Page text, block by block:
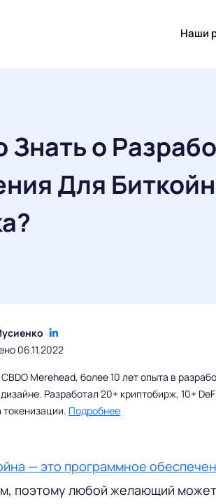
Наши
Знать о
Для
06.11.2022
Merehead, более 10 лет опыта в
Разработал 20+ криптобирж, 10+
токенизации. Подробнее
— это программное
поэтому любой желающий может